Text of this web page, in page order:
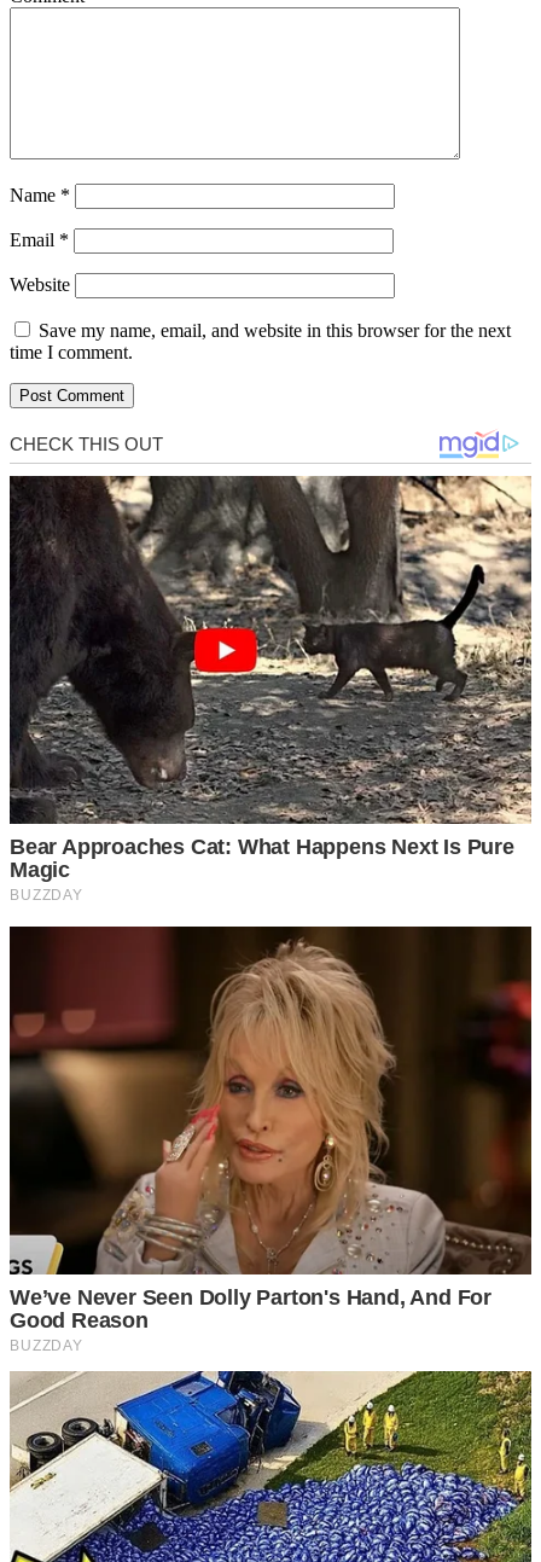
Name *
Email *
Website
Save my name, email, and website in this browser for the next
time I comment.